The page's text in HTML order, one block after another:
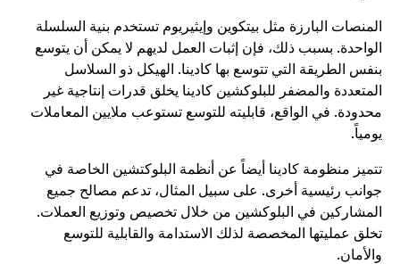
البارزة مثل بيتكوين وإيثيريوم تستخدم بنية السلسلة
بسبب ذلك، فإن إثبات العمل لديهم لا يمكن أن يتوسع
الطريقة التي تتوسع بها كادينا. الهيكل ذو السلاسل
والمضفر للبلوكشين كادينا يخلق قدرات إنتاجية غير
في الواقع، قابليته للتوسع تستوعب ملايين المعاملات
منظومة كادينا أيضاً عن أنظمة البلوكتشين الخاصة في
رئيسية أخرى. على سبيل المثال، تدعم مصالح جميع
في البلوكشين من خلال تخصيص وتوزيع العملات.
عمليتها المخصصة لذلك الاستدامة والقابلية للتوسع